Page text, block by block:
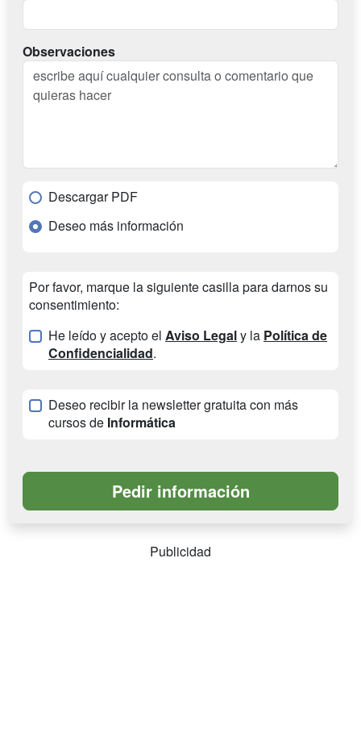
Observaciones
Descargar PDF
Deseo más información
Por favor, marque la siguiente casilla para darnos su
consentimiento:
He leído y acepto el Aviso Legaly la Política de
Confidencialidad.
Deseo recibir la newsletter gratuita con más
cursos de Informática
Publicidad